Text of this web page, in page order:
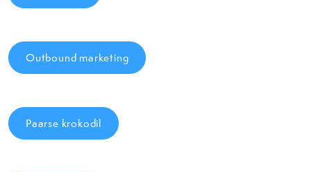
Outbound marketing
Paarse krokodil